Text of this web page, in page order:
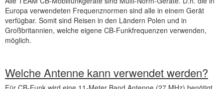
Europa verwendeten Frequenznormen sind alle in einem Gerät
verfügbar. Somit sind Reisen in den Ländern Polen und in
Großbritannien, welche eigene CB-Funkfrequenzen verwenden,
möglich.
Welche Antenne kann verwendet werden?